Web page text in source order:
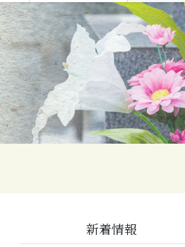
新着情報